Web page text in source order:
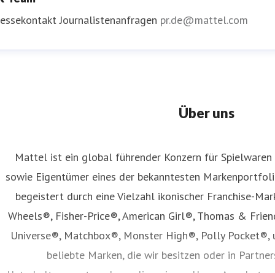
Journalistenanfragen pr.de@mattel.com
Über uns
Mattel ist ein global führender Konzern für
sowie Eigentümer eines der bekanntesten
begeistert durch eine Vielzahl ikonischer Franchise-
Wheels®, Fisher-Price®, American Girl®, Thomas &
Universe®, Matchbox®, Monster High®, Polly Pocket®,
beliebte Marken, die wir besitzen oder in